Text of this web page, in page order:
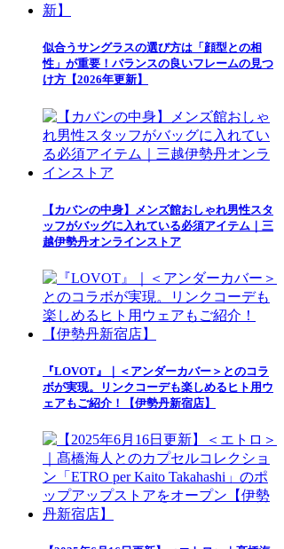
似合うサングラスの選び方は「顔型との相
性」が重要！バランスの良いフレームの見つ
け方【2026年更新】
【カバンの中身】メンズ館おしゃれ男性スタ
ッフがバッグに入れている必須アイテム｜三
越伊勢丹オンラインストア
『LOVOT』｜＜アンダーカバー＞とのコラ
ボが実現。リンクコーデも楽しめるヒト用ウ
ェアもご紹介！【伊勢丹新宿店】